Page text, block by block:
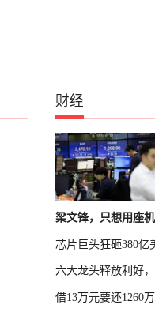
财经
梁文锋，只想用座机
芯片巨头狂砸380亿
六大龙头释放利好
借13万元要还1260